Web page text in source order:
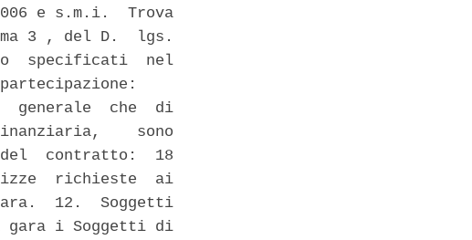
e s.m.i.  Trova
3 , del D.  lgs.
specificati  nel
generale  che  di
sono
contratto:  18
richieste  ai
12.  Soggetti
gara i Soggetti di